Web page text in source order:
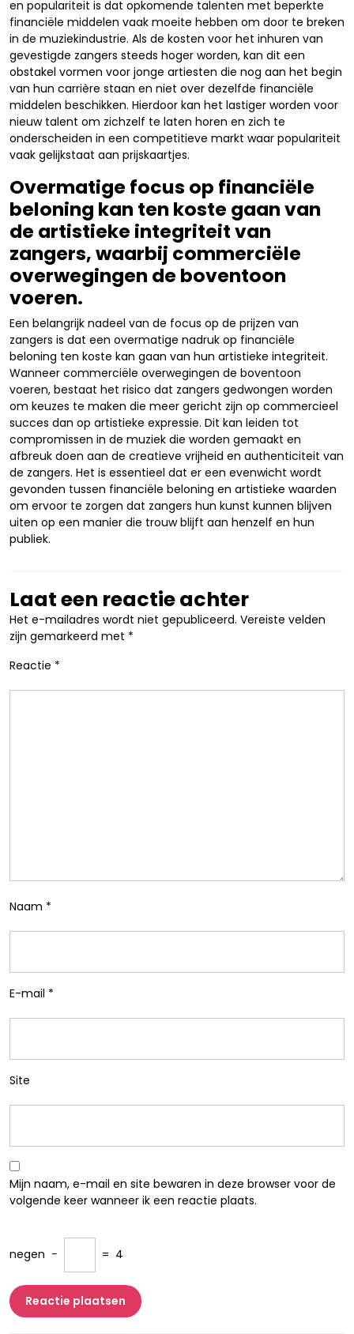
en populariteit is dat opkomende talenten met beperkte
financiële middelen vaak moeite hebben om door te breken
in de muziekindustrie. Als de kosten voor het inhuren van
gevestigde zangers steeds hoger worden, kan dit een
obstakel vormen voor jonge artiesten die nog aan het begin
van hun carrière staan en niet over dezelfde financiële
middelen beschikken. Hierdoor kan het lastiger worden voor
nieuw talent om zichzelf te laten horen en zich te
onderscheiden in een competitieve markt waar populariteit
vaak gelijkstaat aan prijskaartjes.
Overmatige focus op financiële
beloning kan ten koste gaan van
de artistieke integriteit van
zangers, waarbij commerciële
overwegingen de boventoon
voeren.
Een belangrijk nadeel van de focus op de prijzen van
zangers is dat een overmatige nadruk op financiële
beloning ten koste kan gaan van hun artistieke integriteit.
Wanneer commerciële overwegingen de boventoon
voeren, bestaat het risico dat zangers gedwongen worden
om keuzes te maken die meer gericht zijn op commercieel
succes dan op artistieke expressie. Dit kan leiden tot
compromissen in de muziek die worden gemaakt en
afbreuk doen aan de creatieve vrijheid en authenticiteit van
de zangers. Het is essentieel dat er een evenwicht wordt
gevonden tussen financiële beloning en artistieke waarden
om ervoor te zorgen dat zangers hun kunst kunnen blijven
uiten op een manier die trouw blijft aan henzelf en hun
publiek.
Laat een reactie achter
Het e-mailadres wordt niet gepubliceerd. Vereiste velden
zijn gemarkeerd met *
Reactie *
Naam *
E-mail *
Site
Mijn naam, e-mail en site bewaren in deze browser voor de
volgende keer wanneer ik een reactie plaats.
negen − = 4